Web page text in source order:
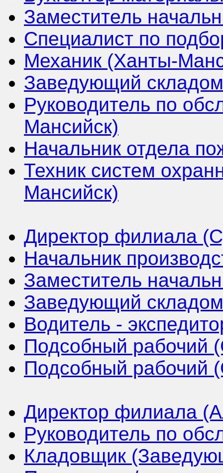
Заместитель
Специалист по
Механик (Ханты-
Заведующий
Руководитель по
Мансийск)
Начальник отдела
Техник систем
Мансийск)
Директор филиала
Начальник
Заместитель
Заведующий
Водитель -
Подсобный рабочий
Подсобный рабочий
Директор филиала
Руководитель по
Кладовщик